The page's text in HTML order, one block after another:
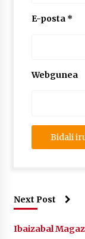
E-posta *
Webgunea
Next Post
Ibaizabal